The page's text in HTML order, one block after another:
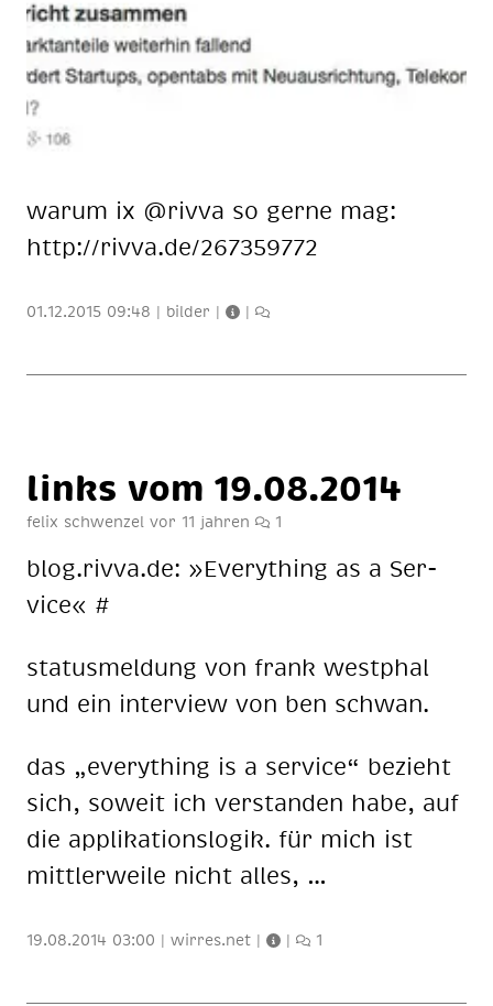
war­um ix @riv­va so ger­ne mag:
http://riv­va.de/267359772
01.12.2015 09:48 | bilder | |
links vom 19.08.2014
felix schwenzel vor 11 jahren 1
blog.riv­va.de: »Ever­y­thing as a Ser­
vice« #
sta­tus­mel­dung von frank west­phal
und ein in­ter­view von ben schwan.
das „ever­y­thing is a ser­vice“ be­zieht
sich, so­weit ich ver­stan­den habe, auf
die ap­pli­ka­ti­ons­lo­gik. für mich ist
mitt­ler­wei­le nicht al­les, …
19.08.2014 03:00 | wirres.net | | 1